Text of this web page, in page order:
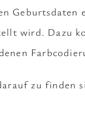
Geburtsdaten
wird. Dazu
zu finden